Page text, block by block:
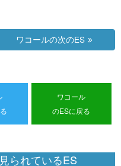
ワコールの次のES
ワコール
のESに戻る
られているES